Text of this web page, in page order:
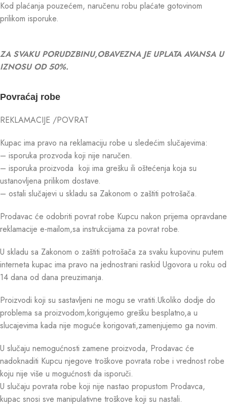
Kod plaćanja pouzećem, naručenu robu plaćate gotovinom
prilikom isporuke.
ZA SVAKU PORUDZBINU,OBAVEZNA JE UPLATA AVANSA U
IZNOSU OD 50%.
Povraćaj robe
REKLAMACIJE /POVRAT
Kupac ima pravo na reklamaciju robe u sledećim slučajevima:
– isporuka prozvoda koji nije naručen.
– isporuka proizvoda koji ima grešku ili oštećenja koja su
ustanovljena prilikom dostave.
– ostali slučajevi u skladu sa Zakonom o zaštiti potrošača.
Prodavac će odobriti povrat robe Kupcu nakon prijema opravdane
reklamacije e-mailom,sa instrukcijama za povrat robe.
U skladu sa Zakonom o zaštiti potrošača za svaku kupovinu putem
interneta kupac ima pravo na jednostrani raskid Ugovora u roku od
14 dana od dana preuzimanja.
Proizvodi koji su sastavljeni ne mogu se vratiti.Ukoliko dodje do
problema sa proizvodom,korigujemo grešku besplatno,a u
slucajevima kada nije moguće korigovati,zamenjujemo ga novim.
U slučaju nemogućnosti zamene proizvoda, Prodavac će
nadoknaditi Kupcu njegove troškove povrata robe i vrednost robe
koju nije više u mogućnosti da isporuči.
U slučaju povrata robe koji nije nastao propustom Prodavca,
kupac snosi sve manipulativne troškove koji su nastali.